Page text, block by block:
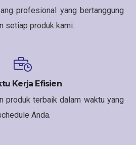
profesional yang bertanggung
setiap produk kami.
Kerja Efisien
produk terbaik dalam waktu yang
Anda.